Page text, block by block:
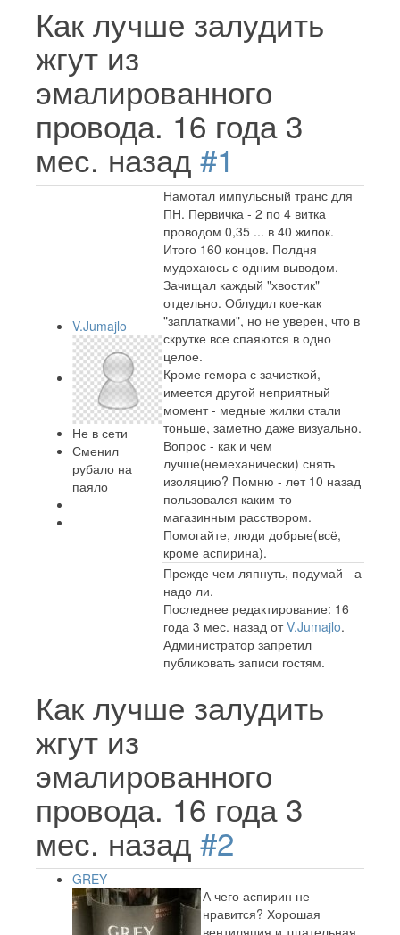
Как лучше залудить
жгут из
эмалированного
провода. 16 года 3
мес. назад #1
V.Jumajlo
Не в сети
Сменил
рубало на
паяло
Намотал импульсный транс для
ПН. Первичка - 2 по 4 витка
проводом 0,35 ... в 40 жилок.
Итого 160 концов. Полдня
мудохаюсь с одним выводом.
Зачищал каждый "хвостик"
отдельно. Облудил кое-как
"заплатками", но не уверен, что в
скрутке все спаяются в одно
целое.
Кроме гемора с зачисткой,
имеется другой неприятный
момент - медные жилки стали
тоньше, заметно даже визуально.
Вопрос - как и чем
лучше(немеханически) снять
изоляцию? Помню - лет 10 назад
пользовался каким-то
магазинным расствором.
Помогайте, люди добрые(всё,
кроме аспирина).
Прежде чем ляпнуть, подумай - а
надо ли.
Последнее редактирование: 16
года 3 мес. назад отV.Jumajlo.
Администратор запретил
публиковать записи гостям.
Как лучше залудить
жгут из
эмалированного
провода. 16 года 3
мес. назад #2
GREY
А чего аспирин не
нравится? Хорошая
вентиляция и тщательная